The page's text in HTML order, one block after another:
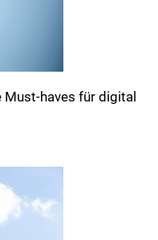
Must-haves für digital